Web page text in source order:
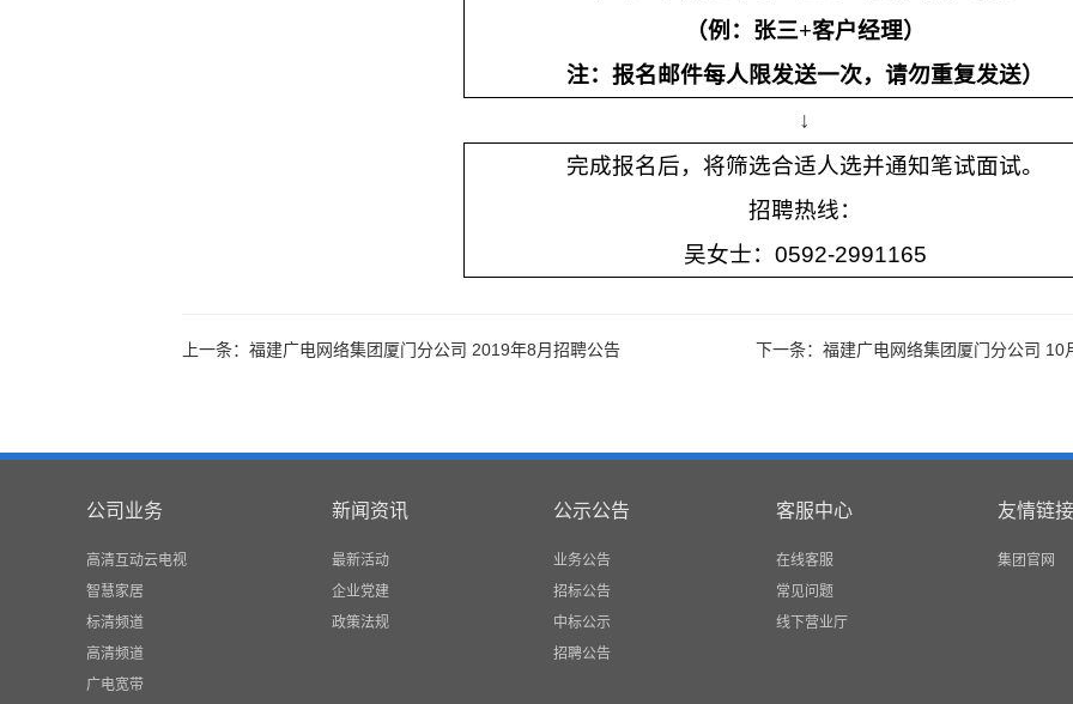
（例：张三+客户经理）
注：报名邮件每人限发送一次，请勿重复发送）
↓
完成报名后，将筛选合适人选并通知笔试面试。
招聘热线：
吴女士： 0592-2991165
上一条：福建广电网络集团厦门分公司 2019年8月招聘公告 下一条：福建广电网络集团厦门分公司 10
公司业务
高清互动云电视
智慧家居
标清频道
高清频道
广电宽带
新闻资讯
最新活动
企业党建
政策法规
公示公告
业务公告
招标公告
中标公示
招聘公告
客服中心
在线客服
常见问题
线下营业厅
友情链接
集团官网